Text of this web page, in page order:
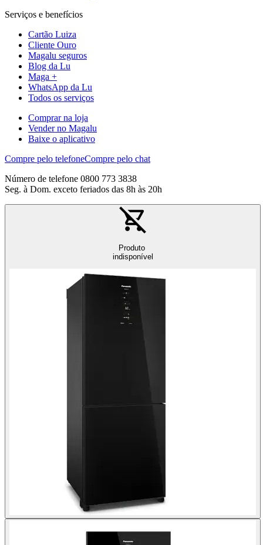
Serviços e benefícios
Cartão Luiza
Cliente Ouro
Magalu seguros
Blog da Lu
Maga +
WhatsApp da Lu
Todos os serviços
Comprar na loja
Vender no Magalu
Baixe o aplicativo
Compre pelo telefoneCompre pelo chat
Número de telefone 0800 773 3838
Seg. à Dom. exceto feriados das 8h às 20h
Produto
indisponível